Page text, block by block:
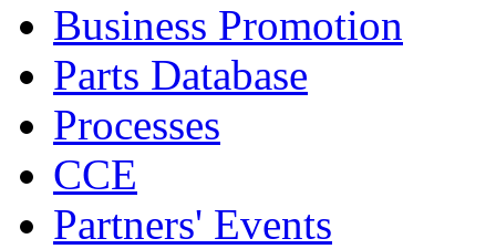
Business Promotion
Parts Database
Processes
CCE
Partners' Events